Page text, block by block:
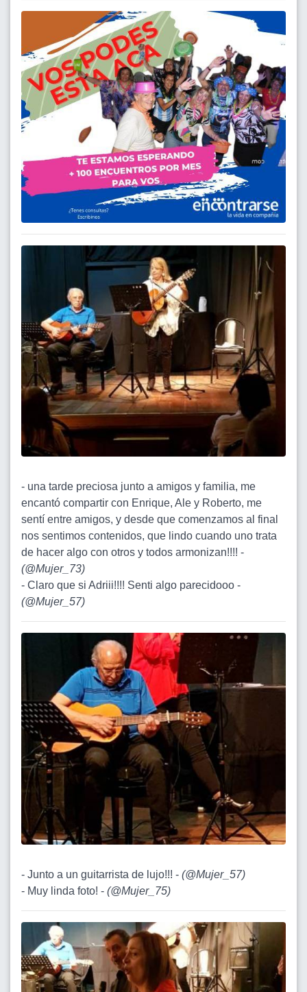
- una tarde preciosa junto a amigos y familia, me
encantó compartir con Enrique, Ale y Roberto, me
sentí entre amigos, y desde que comenzamos al final
nos sentimos contenidos, que lindo cuando uno trata
de hacer algo con otros y todos armonizan!!!! -
(@Mujer_73)
- Claro que si Adriii!!!! Senti algo parecidooo -
(@Mujer_57)
- Junto a un guitarrista de lujo!!! - (@Mujer_57)
- Muy linda foto! - (@Mujer_75)